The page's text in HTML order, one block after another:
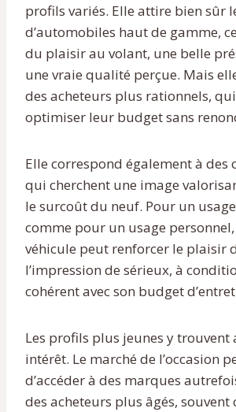
profils variés. Elle attire bien sûr
d’automobiles haut de gamme,
du plaisir au volant, une belle
une vraie qualité perçue. Mais
des acheteurs plus rationnels,
optimiser leur budget sans
Elle correspond également à des
qui cherchent une image
le surcoût du neuf. Pour un
comme pour un usage
véhicule peut renforcer le plaisir
l’impression de sérieux, à
cohérent avec son budget
Les profils plus jeunes y trouvent
intérêt. Le marché de l’occasion
d’accéder à des marques
des acheteurs plus âgés, souvent